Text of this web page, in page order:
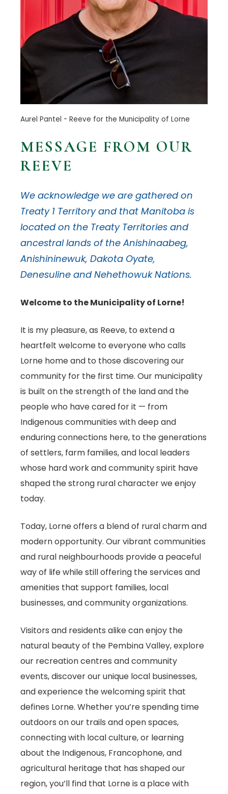
Aurel Pantel - Reeve for the Municipality of Lorne
MESSAGE FROM OUR
REEVE
We acknowledge we are gathered on
Treaty 1 Territory and that Manitoba is
located on the Treaty Territories and
ancestral lands of the Anishinaabeg,
Anishininewuk, Dakota Oyate,
Denesuline and Nehethowuk Nations.
Welcome to the Municipality of Lorne!
It is my pleasure, as Reeve, to extend a
heartfelt welcome to everyone who calls
Lorne home and to those discovering our
community for the first time. Our municipality
is built on the strength of the land and the
people who have cared for it — from
Indigenous communities with deep and
enduring connections here, to the generations
of settlers, farm families, and local leaders
whose hard work and community spirit have
shaped the strong rural character we enjoy
today.
Today, Lorne offers a blend of rural charm and
modern opportunity. Our vibrant communities
and rural neighbourhoods provide a peaceful
way of life while still offering the services and
amenities that support families, local
businesses, and community organizations.
Visitors and residents alike can enjoy the
natural beauty of the Pembina Valley, explore
our recreation centres and community
events, discover our unique local businesses,
and experience the welcoming spirit that
defines Lorne. Whether you’re spending time
outdoors on our trails and open spaces,
connecting with local culture, or learning
about the Indigenous, Francophone, and
agricultural heritage that has shaped our
region, you’ll find that Lorne is a place with